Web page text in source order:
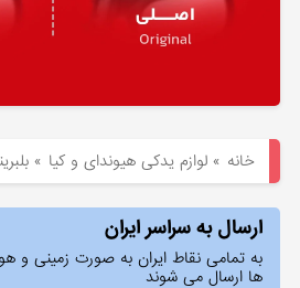
خانه »لوازم یدکی هیوندای و کیا »
ارسال به سراسر ایران
به تمامی نقاط ایران به صورت زمینی و
ها ارسال می شوند